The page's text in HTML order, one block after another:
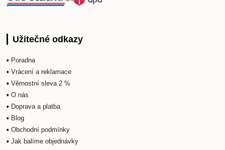
Užitečné odkazy
▪ Poradna
▪Vrácení a reklamace
▪Věrnostní sleva 2 %
▪O nás
▪ Doprava a platba
▪ Blog
▪Obchodní podmínky
▪Jak balíme objednávky